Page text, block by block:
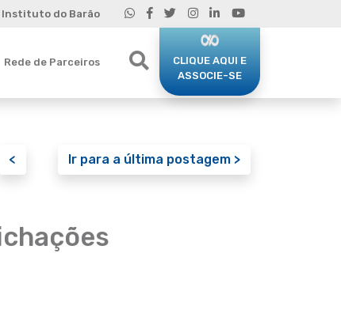
Instituto do Barão
Rede de Parceiros
CLIQUE AQUI E
ASSOCIE-SE
< Ir para a última postagem >